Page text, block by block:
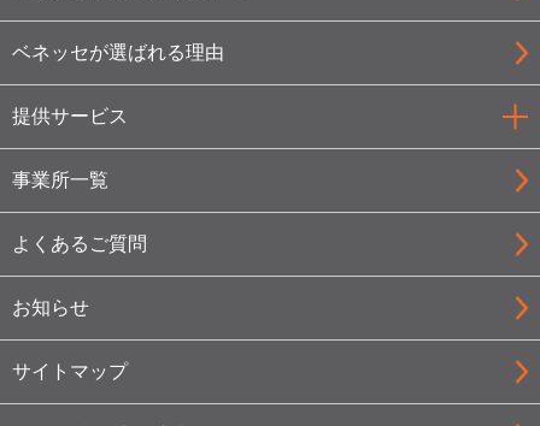
ベネッセが選ばれる理由
提供サービス
事業所一覧
よくあるご質問
お知らせ
サイトマップ